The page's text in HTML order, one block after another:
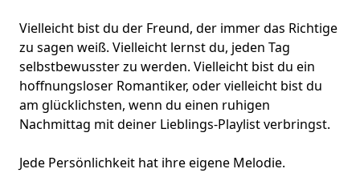
Vielleicht bist du der Freund, der immer das Richtige
zu sagen weiß. Vielleicht lernst du, jeden Tag
selbstbewusster zu werden. Vielleicht bist du ein
hoffnungsloser Romantiker, oder vielleicht bist du
am glücklichsten, wenn du einen ruhigen
Nachmittag mit deiner Lieblings-Playlistverbringst.
Jede Persönlichkeit hat ihre eigene Melodie.